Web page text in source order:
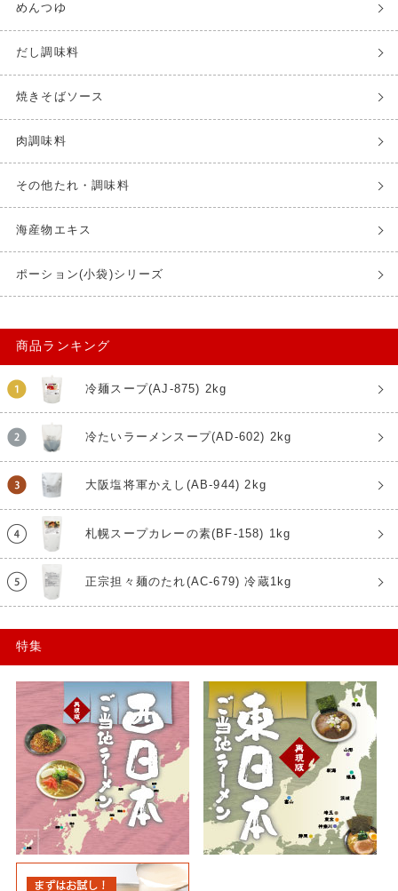
めんつゆ
だし調味料
焼きそばソース
肉調味料
その他たれ・調味料
海産物エキス
ポーション(小袋)シリーズ
商品ランキング
冷麺スープ(AJ-875) 2kg
冷たいラーメンスープ(AD-602) 2kg
大阪塩将軍かえし(AB-944) 2kg
札幌スープカレーの素(BF-158) 1kg
正宗担々麺のたれ(AC-679) 冷蔵1kg
特集